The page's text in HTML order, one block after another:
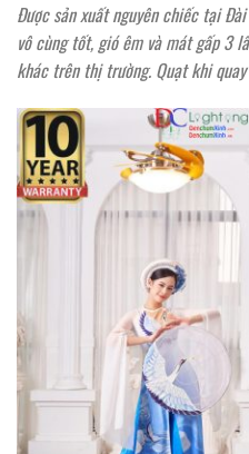
Được sản xuất nguyên chiếc tại
vô cùng tốt, gió êm và mát gấp 3
khác trên thị trường. Quạt khi